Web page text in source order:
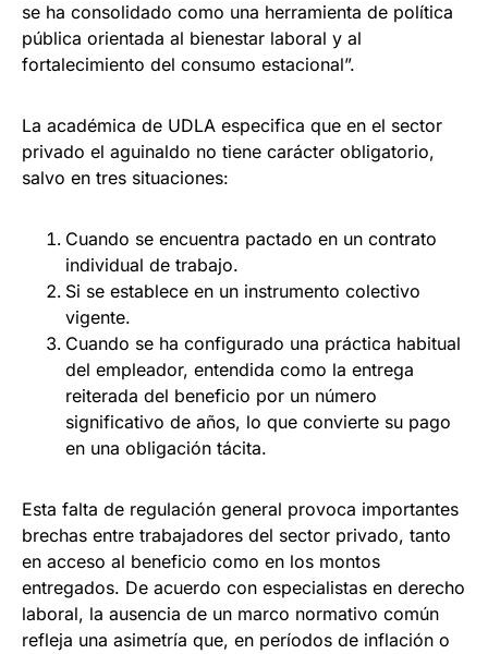
se ha consolidado como una herramienta de política
pública orientada al bienestar laboral y al
fortalecimiento del consumo estacional”.
La académica de UDLA especifica que en el sector
privado el aguinaldo no tiene carácter obligatorio,
salvo en tres situaciones:
Cuando se encuentra pactado en un contrato
individual de trabajo.
Si se establece en un instrumento colectivo
vigente.
Cuando se ha configurado una práctica habitual
del empleador, entendida como la entrega
reiterada del beneficio por un número
significativo de años, lo que convierte su pago
en una obligación tácita.
Esta falta de regulación general provoca importantes
brechas entre trabajadores del sector privado, tanto
en acceso al beneficio como en los montos
entregados. De acuerdo con especialistas en derecho
laboral, la ausencia de un marco normativo común
refleja una asimetría que, en períodos de inflación o